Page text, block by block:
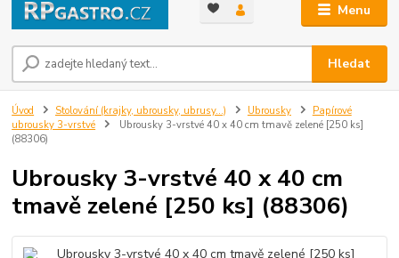
Menu
Hledat
Úvod Stolování (krajky, ubrousky, ubrusy...) Ubrousky
Papírové
ubrousky 3-vrstvé
Ubrousky 3-vrstvé 40 x 40 cm tmavě zelené [250 ks]
(88306)
Ubrousky 3-vrstvé 40 x 40 cm
tmavě zelené [250 ks] (88306)